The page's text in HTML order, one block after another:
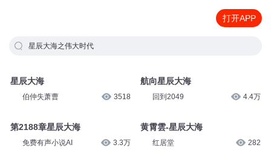
打开APP
星辰大海之伟大时代
星辰大海
伯仲失萧曹 3518
第2188章星辰大海
免费有声小说AI 3.3万
航向星辰大海
回到2049 4.4万
黄霄雲-星辰大海
红居堂 282